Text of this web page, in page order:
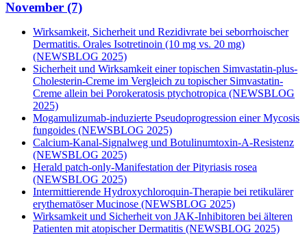
November (7)
Wirksamkeit, Sicherheit und Rezidivrate bei seborrhoischer
Dermatitis. Orales Isotretinoin (10 mg vs. 20 mg)
(NEWSBLOG 2025)
Sicherheit und Wirksamkeit einer topischen Simvastatin-plus-
Cholesterin-Creme im Vergleich zu topischer Simvastatin-
Creme allein bei Porokeratosis ptychotropica (NEWSBLOG
2025)
Mogamulizumab-induzierte Pseudoprogression einer Mycosis
fungoides (NEWSBLOG 2025)
Calcium-Kanal-Signalweg und Botulinumtoxin-A-Resistenz
(NEWSBLOG 2025)
Herald patch-only-Manifestation der Pityriasis rosea
(NEWSBLOG 2025)
Intermittierende Hydroxychloroquin-Therapie bei retikulärer
erythematöser Mucinose (NEWSBLOG 2025)
Wirksamkeit und Sicherheit von JAK-Inhibitoren bei älteren
Patienten mit atopischer Dermatitis (NEWSBLOG 2025)